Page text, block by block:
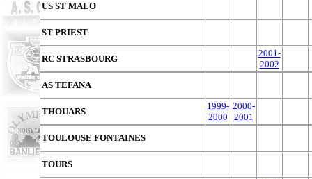
US ST MALO
ST PRIEST
RC STRASBOURG
2001-
2002
AS TEFANA
THOUARS
1999-
2000
2000-
2001
TOULOUSE FONTAINES
TOURS